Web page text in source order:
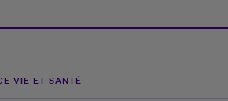
VIE ET SANTÉ